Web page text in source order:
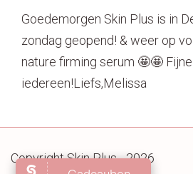
Goedemorgen Skin Plus is in
zondag geopend! & weer op
nature firming serum 🤩🤩
iedereen!Liefs,Melissa
Copyright Skin Plus - 2026